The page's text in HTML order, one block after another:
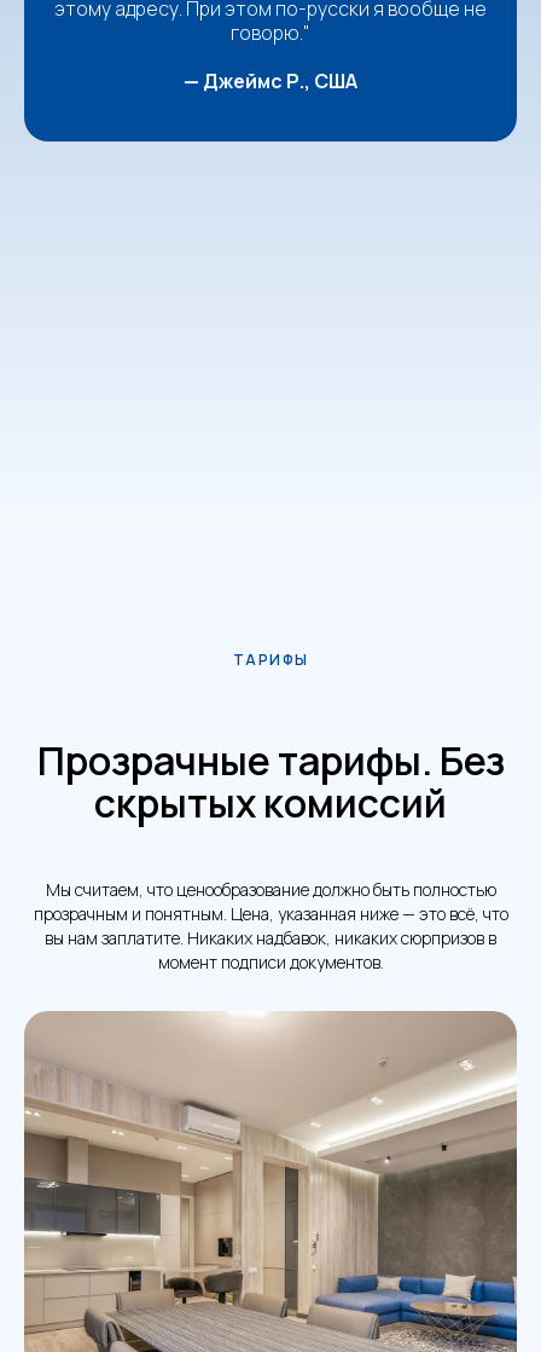
этому адресу. При этом по-русски я вообще не
говорю."
— Джеймс Р., США
ТАРИФЫ
Прозрачные тарифы. Без
скрытых комиссий
Мы считаем, что ценообразование должно быть полностью
прозрачным и понятным. Цена, указанная ниже — это всё, что
вы нам заплатите. Никаких надбавок, никаких сюрпризов в
момент подписи документов.